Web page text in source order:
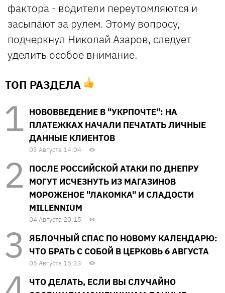
фактора - водители переутомляются и
засыпают за рулем. Этому вопросу,
подчеркнул Николай Азаров, следует
уделить особое внимание.
ТОП РАЗДЕЛА
НОВОВВЕДЕНИЕ В "УКРПОЧТЕ": НА
ПЛАТЕЖКАХ НАЧАЛИ ПЕЧАТАТЬ ЛИЧНЫЕ
ДАННЫЕ КЛИЕНТОВ
03 Августа 14:04
ПОСЛЕ РОССИЙСКОЙ АТАКИ ПО ДНЕПРУ
МОГУТ ИСЧЕЗНУТЬ ИЗ МАГАЗИНОВ
МОРОЖЕНОЕ "ЛАКОМКА" И СЛАДОСТИ
MILLENNIUM
04 Августа 20:15
ЯБЛОЧНЫЙ СПАС ПО НОВОМУ КАЛЕНДАРЮ:
ЧТО БРАТЬ С СОБОЙ В ЦЕРКОВЬ 6 АВГУСТА
05 Августа 15:33
ЧТО ДЕЛАТЬ, ЕСЛИ ВЫ СЛУЧАЙНО